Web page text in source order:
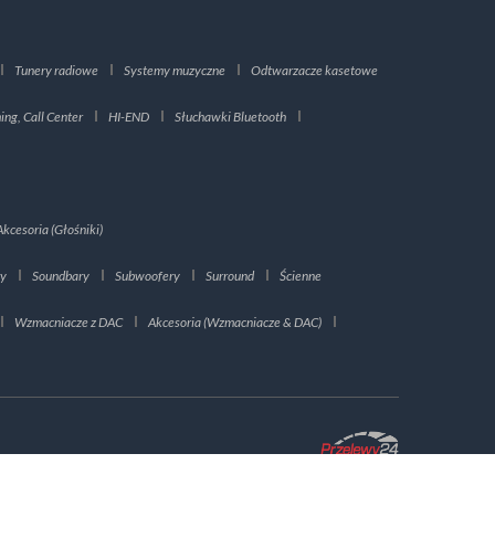
Tunery radiowe Systemy muzyczne Odtwarzacze kasetowe
Call Center HI-END
Słuchawki Bluetooth
(Głośniki)
Soundbary Subwoofery Surround Ścienne
Wzmacniacze z DAC
Akcesoria (Wzmacniacze & DAC)